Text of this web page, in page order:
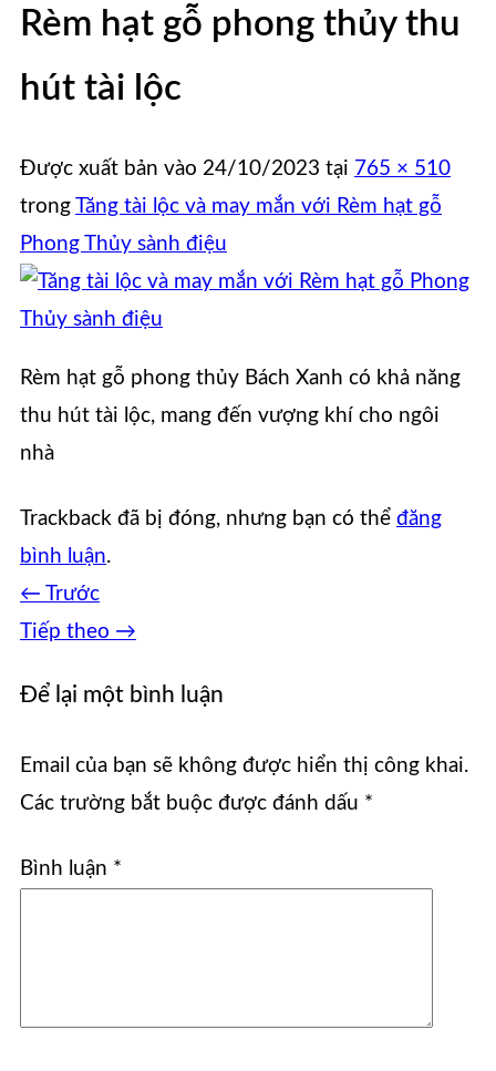
Rèm hạt gỗ phong thủy thu
hút tài lộc
Được xuất bản vào 24/10/2023 tại 765 × 510
trong
Tăng tài lộc và may mắn với Rèm hạt gỗ
Phong Thủy sành điệu
Rèm hạt gỗ phong thủy Bách Xanh có khả năng
thu hút tài lộc, mang đến vượng khí cho ngôi
nhà
Trackback đã bị đóng, nhưng bạn có thể đăng
bình luận.
← Trước
Tiếp theo →
Để lại một bình luận
Email của bạn sẽ không được hiển thị công khai.
Các trường bắt buộc được đánh dấu *
Bình luận *